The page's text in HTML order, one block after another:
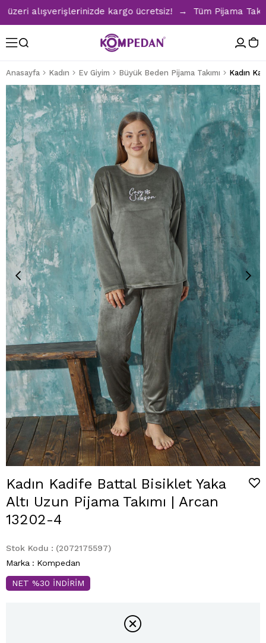
alışverişlerinizde kargo ücretsiz! → Tüm Pijama
Anasayfa Kadın Ev Giyim Büyük Beden Pijama Takımı
Kadın Kadife Battal Bisiklet Yaka
Altı Uzun Pijama Takımı | Arcan
13202-4
Stok Kodu
(2072175597)
Marka : Kompedan
NET %30 İNDİRİM